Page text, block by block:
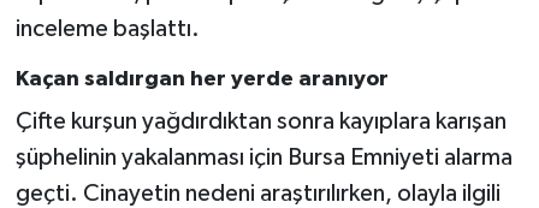
inceleme başlattı.
Kaçan saldırgan her yerde aranıyor
Çifte kurşun yağdırdıktan sonra kayıplara karışan
şüphelinin yakalanması için Bursa Emniyeti alarma
geçti. Cinayetin nedeni araştırılırken, olayla ilgili